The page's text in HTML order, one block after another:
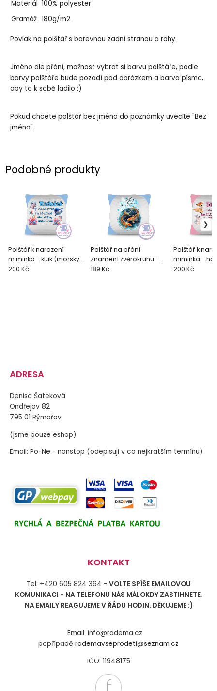
Materiál 100% polyester
Gramáž 180g/m2
Povlak na polštář s barevnou zadní stranou a rohy.
Jméno dle přání, možnost vybrat si barvu polštáře, podle
barvy polštáře bude pozadí pod obrázkem a barva písma,
aby to k sobě ladilo :)
Pokud chcete polštář bez jména do poznámky uveďte "Bez
jména".
Podobné produkty
Polštář k narození
miminka - kluk (mořský
svět)
200 Kč
Polštář na přání
Znamení zvěrokruhu -
Ryby
189 Kč
Polštář k
miminka -
zvířata)
200 Kč
ADRESA
Denisa Šateková
Ondřejov 82
795 01 Rýmařov
(jsme pouze eshop)
Email: Po-Ne - nonstop (odepisuji v co nejkratším termínu)
KONTAKT
Tel: +420 605 824 364 - VOLTE SPÍŠE EMAILOVOU
KOMUNIKACI - NA TELEFONU NÁS MÁLOKDY ZASTIHNETE,
NA EMAILY REAGUJEME V ŘÁDU HODIN. DĚKUJEME :)
Email: info@radema.cz
popřípadě rademavseprodeti@seznam.cz
IČO: 11948175